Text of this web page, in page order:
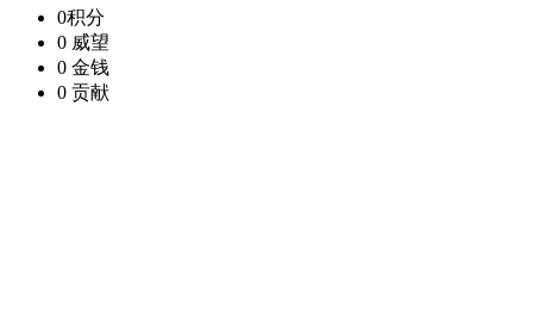
0积分
0 威望
0 金钱
0 贡献